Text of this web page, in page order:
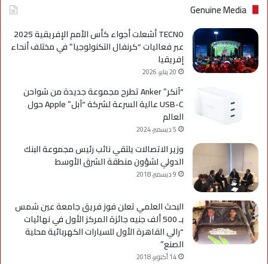
Genuine Media
TECNO أشعلت أجواء كأس الأمم الإفريقية 2025
عبر فعاليات “كرنفال التكنولوجيا” في مختلف أنحاء
إفريقيا
20 يناير، 2026
“آنكر” Anker تطرح مجموعة جديدة من شواحن
USB-C عالية السرعة لشركة “آبل” Apple حول
العالم
5 ديسمبر، 2024
وزير الاتصالات يلتقي نائب رئيس مجموعة البنك
الدولي لشؤون منطقة الشرق الأوسط
9 ديسمبر، 2018
البحث العلمي تعلن فوز فريق جامعة عين شمس
بـ 500 ألف جنيه جائزة المركز الأول في نهائيات
“رالي القاهرة الأول للسيارات الكهربائية محلية
الصنع”
14 أكتوبر، 2018